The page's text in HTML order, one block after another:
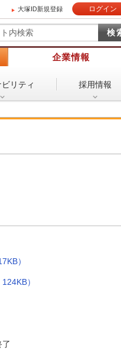
大塚ID新規登録 ログイン
企業情報
リティ 採用情報
）
）